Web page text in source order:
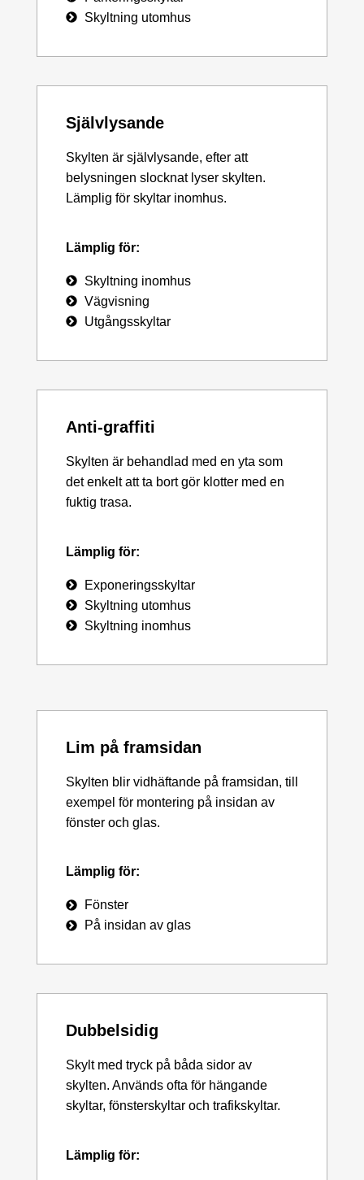
Skyltning utomhus
Självlysande
Skylten är självlysande, efter att
belysningen slocknat lyser skylten.
Lämplig för skyltar inomhus.
Lämplig för:
Skyltning inomhus
Vägvisning
Utgångsskyltar
Anti-graffiti
Skylten är behandlad med en yta som
det enkelt att ta bort gör klotter med en
fuktig trasa.
Lämplig för:
Exponeringsskyltar
Skyltning utomhus
Skyltning inomhus
Lim på framsidan
Skylten blir vidhäftande på framsidan, till
exempel för montering på insidan av
fönster och glas.
Lämplig för:
Fönster
På insidan av glas
Dubbelsidig
Skylt med tryck på båda sidor av
skylten. Används ofta för hängande
skyltar, fönsterskyltar och trafikskyltar.
Lämplig för: